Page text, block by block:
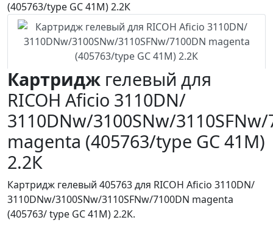
Картридж гелевый для
RICOH Aficio 3110DN/
3110DNw/3100SNw/
magenta (405763/type GC 41M)
2.2К
Картридж гелевый 405763 для RICOH Aficio 3110DN/
3110DNw/3100SNw/3110SFNw/7100DN magenta
(405763/ type GC 41M) 2.2К.